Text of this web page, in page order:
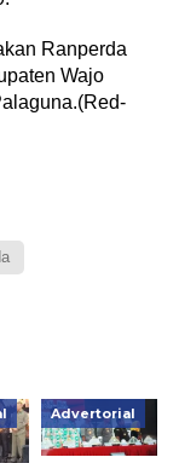
Ranperda
Wajo
Advertorial